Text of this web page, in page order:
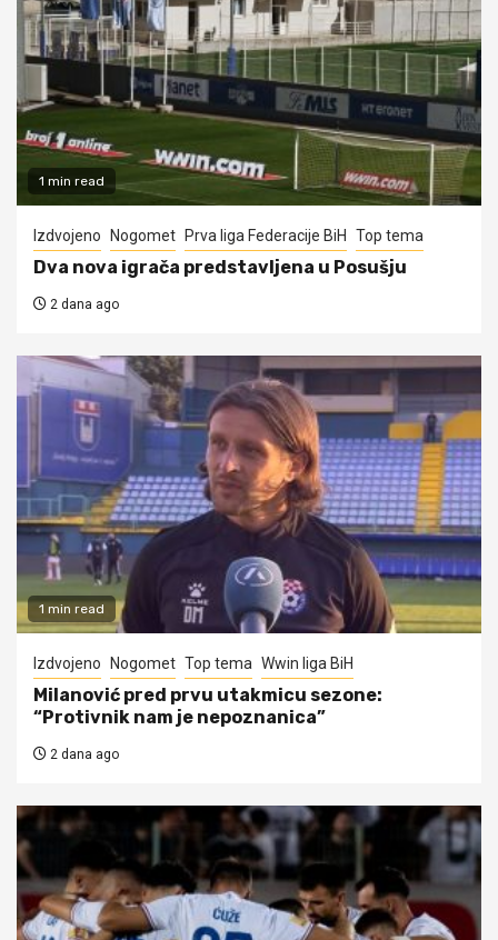
1 min read
Izdvojeno Nogomet Prva liga Federacije BiH Top tema
Dva nova igrača predstavljena u Posušju
2 dana ago
1 min read
Izdvojeno Nogomet Top tema Wwin liga BiH
Milanović pred prvu utakmicu sezone:
“Protivnik nam je nepoznanica”
2 dana ago